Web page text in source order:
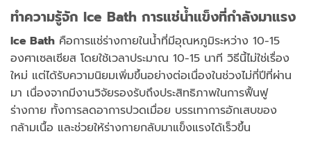
ทำความรู้จัก Ice Bath การแช่น้ำแข็งที่กำลังมาแรง
Ice Bath คือการแช่ร่างกายในน้ำที่มีอุณหภูมิระหว่าง 10-15
องศาเซลเซียส โดยใช้เวลาประมาณ 10-15 นาที วิธีนี้ไม่ใช่เรื่อง
ใหม่ แต่ได้รับความนิยมเพิ่มขึ้นอย่างต่อเนื่องในช่วงไม่กี่ปีที่ผ่าน
มา เนื่องจากมีงานวิจัยรองรับถึงประสิทธิภาพในการฟื้นฟู
ร่างกาย ทั้งการลดอาการปวดเมื่อย บรรเทาการอักเสบของ
กล้ามเนื้อ และช่วยให้ร่างกายกลับมาแข็งแรงได้เร็วขึ้น